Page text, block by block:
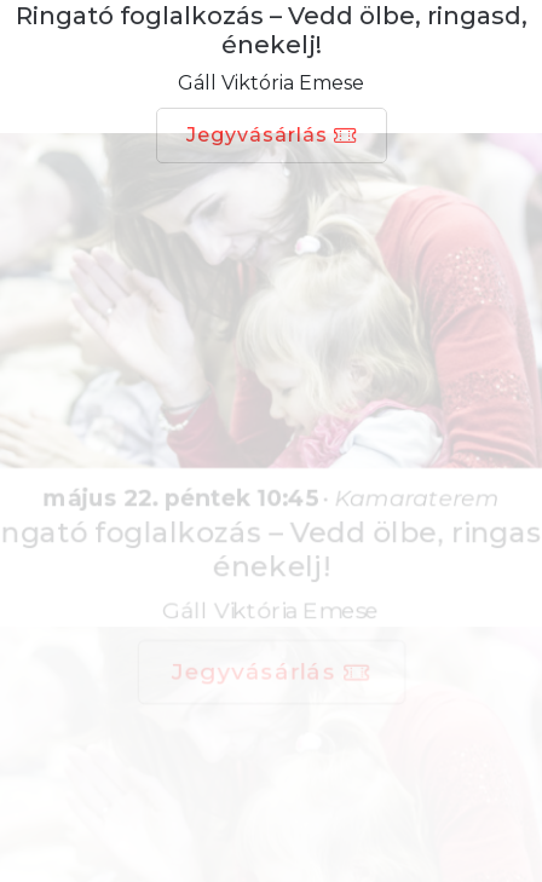
Ringató foglalkozás – Vedd ölbe, ringasd,
énekelj!
Gáll Viktória Emese
Jegyvásárlás
május 22. péntek 10:45• Kamaraterem
Ringató foglalkozás – Vedd ölbe, ringasd,
énekelj!
Gáll Viktória Emese